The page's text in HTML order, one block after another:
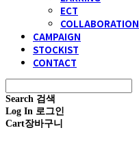
ECT
COLLABORATION
CAMPAIGN
STOCKIST
CONTACT
Search 검색
Log In 로그인
Cart장바구니